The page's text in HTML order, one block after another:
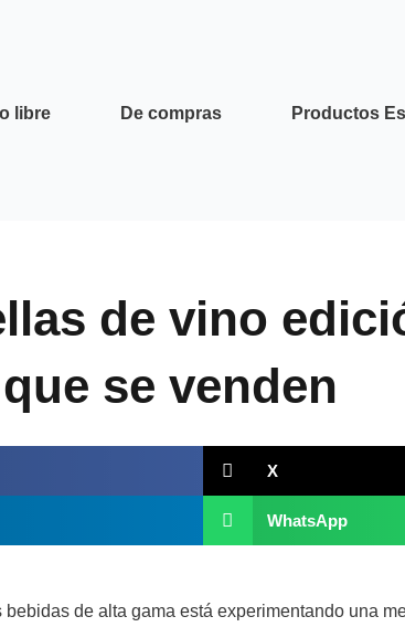
libre De compras Productos
de vino
se venden
X
WhatsApp
de alta gama está experimentando una